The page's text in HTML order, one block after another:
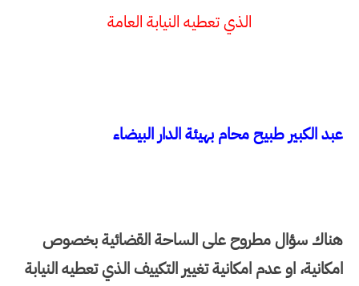
الذي تعطيه النيابة العامة
عبد الكبير طبيح محام بهيئة الدار البيضاء
هناك سؤال مطروح على الساحة القضائية بخصوص
امكانية، او عدم امكانية تغيير التكييف الذي تعطيه النيابة